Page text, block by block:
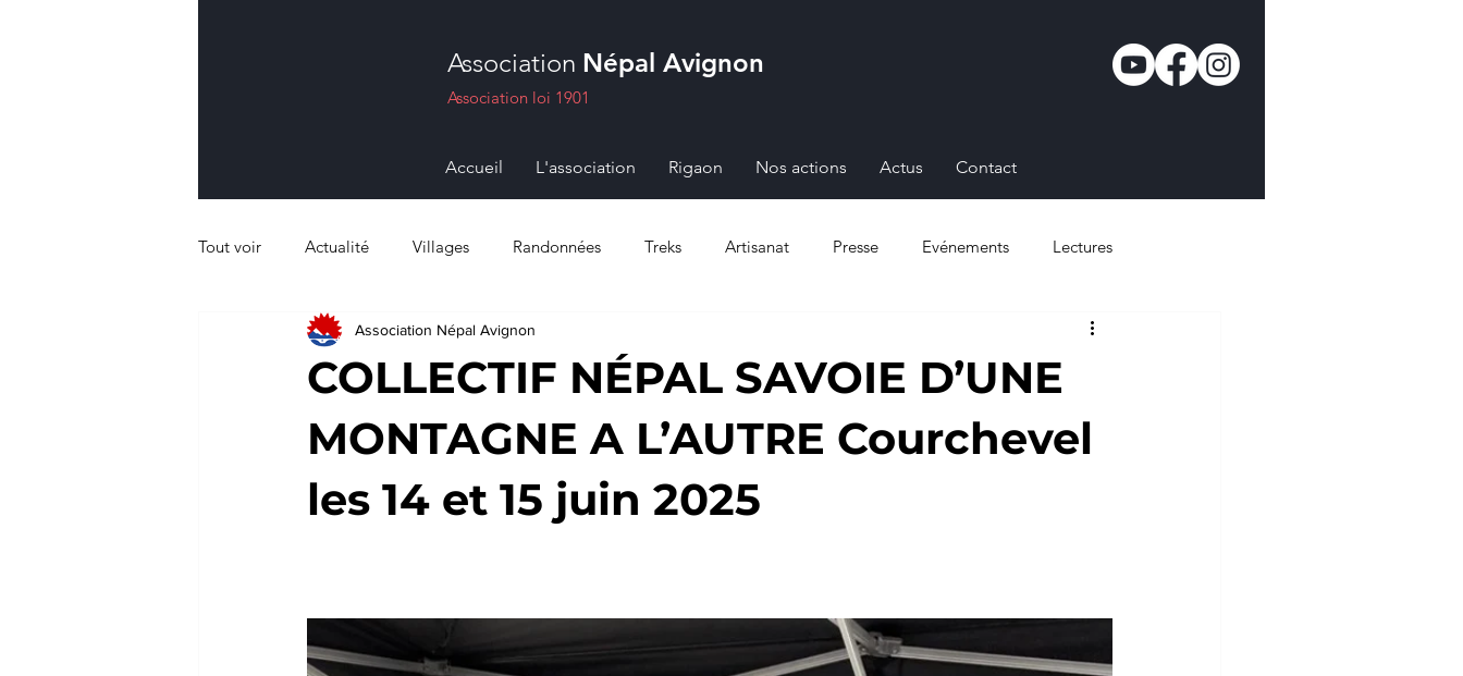
Association Népal Avignon
Association loi 1901
Accueil L'association Rigaon Nos actions Actus Contact
Tout voir Actualité Villages Randonnées Treks Artisanat Presse Evénements Lectures
#sante #dentaire #agricole
COLLECTIF NÉPAL SAVOIE D’UNE
MONTAGNE A L’AUTRE Courchevel
les 14 et 15 juin 2025
Association Népal Avignon